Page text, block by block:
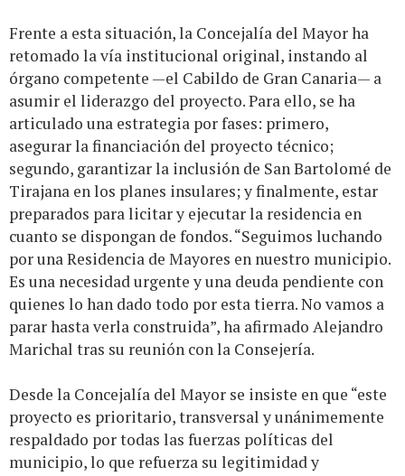
Frente a esta situación, la Concejalía del Mayor ha
retomado la vía institucional original, instando al
órgano competente —el Cabildo de Gran Canaria— a
asumir el liderazgo del proyecto. Para ello, se ha
articulado una estrategia por fases: primero,
asegurar la financiación del proyecto técnico;
segundo, garantizar la inclusión de San Bartolomé de
Tirajana en los planes insulares; y finalmente, estar
preparados para licitar y ejecutar la residencia en
cuanto se dispongan de fondos. “Seguimos luchando
por una Residencia de Mayores en nuestro municipio.
Es una necesidad urgente y una deuda pendiente con
quienes lo han dado todo por esta tierra. No vamos a
parar hasta verla construida”, ha afirmado Alejandro
Marichal tras su reunión con la Consejería.
Desde la Concejalía del Mayor se insiste en que “este
proyecto es prioritario, transversal y unánimemente
respaldado por todas las fuerzas políticas del
municipio, lo que refuerza su legitimidad y